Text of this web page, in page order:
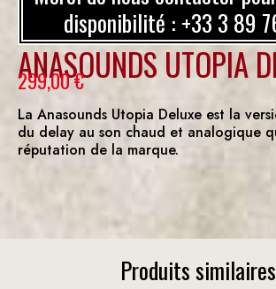
disponibilité : +33 3 89
ANASOUNDS UTOPIA
299,00€
La Anasounds Utopia Deluxe est la
du delay au son chaud et analogique
réputation de la marque.
Produits similaires